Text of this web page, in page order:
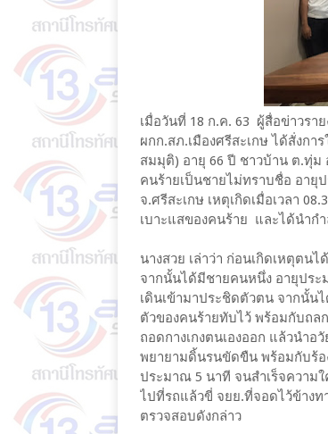
เมื่อวันที่ 18 ก.ค. 63 ผู้สื่อข่าวรา
ผกก.สภ.เมืองศรีสะเกษ ได้สั่งกา
สมมุติ) อายุ 66 ปี ชาวบ้าน ต.ทุ่ม
คนร้ายเป็นชายไม่ทราบชื่อ อายุ
จ.ศรีสะเกษ เหตุเกิดเมื่อเวลา
เบาะแสของคนร้าย และได้นำก
นางสวย เล่าว่า ก่อนเกิดเหตุต
จากนั้นได้มีชายคนหนึ่ง อายุประ
เดินเข้ามาประชิดตัวตน จากนั้น
ตัวของคนร้ายทับไว้ พร้อมกับถล
ถอดกางเกงตนเองออก แล้วนำอ
พยายามดิ้นรนขัดขืน พร้อมกับร้อ
ประมาณ 5 นาที จนสำเร็จความ
ไปที่รถแล้วขี่ จยย.ที่จอดไว้ข้างท
ตรวจสอบดังกล่าว